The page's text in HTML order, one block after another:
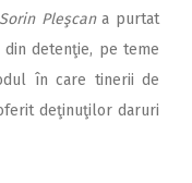
Pleşcana purtat
detenţie, pe teme
în care tinerii de
deţinuţilor daruri